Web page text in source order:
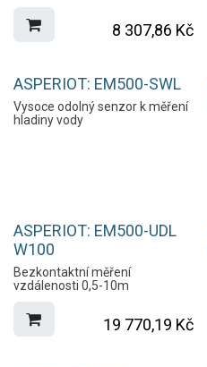
8 307,86 Kč
ASPERIOT: EM500-SWL
Vysoce odolný senzor k měření
hladiny vody
ASPERIOT: EM500-UDL
W100
Bezkontaktní měření
vzdálenosti 0,5-10m
19 770,19 Kč